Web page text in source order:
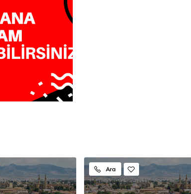
Ara